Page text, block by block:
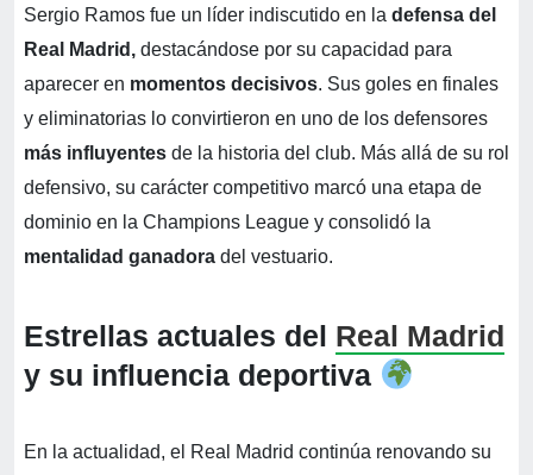
Sergio Ramos fue un líder indiscutido en la defensa del
Real Madrid, destacándose por su capacidad para
aparecer en momentos decisivos. Sus goles en finales
y eliminatorias lo convirtieron en uno de los defensores
más influyentes de la historia del club. Más allá de su rol
defensivo, su carácter competitivo marcó una etapa de
dominio en la Champions League y consolidó la
mentalidad ganadora del vestuario.
Estrellas actuales del Real Madrid
y su influencia deportiva
En la actualidad, el Real Madrid continúa renovando su